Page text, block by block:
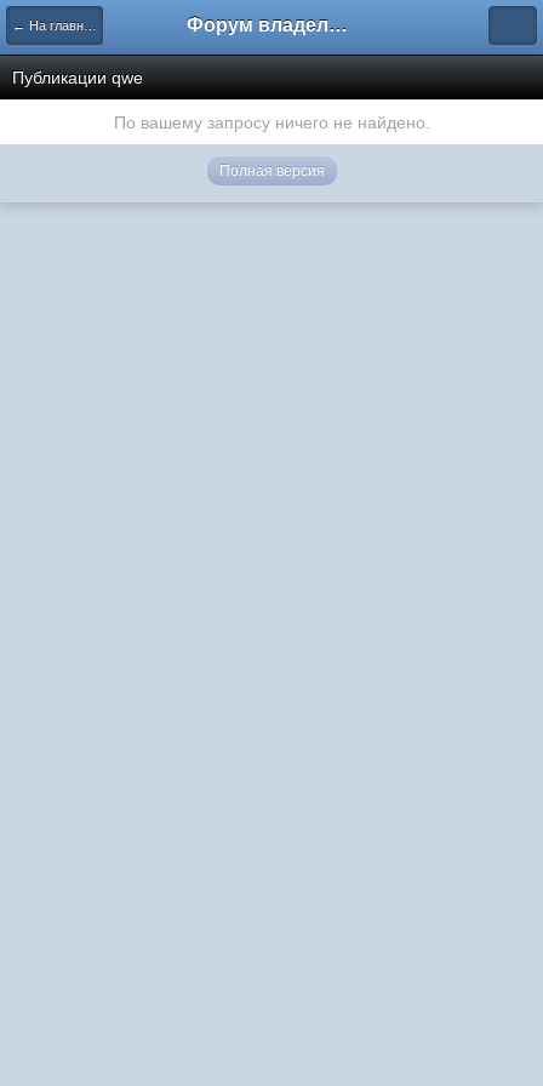
← На главную Форум владельцев интернет-магазинов
Публикации qwe
По вашему запросу ничего не найдено.
Полная версия